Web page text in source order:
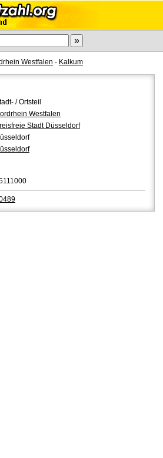
Westfalen - Kalkum
/ Ortsteil
Westfalen
Stadt Düsseldorf